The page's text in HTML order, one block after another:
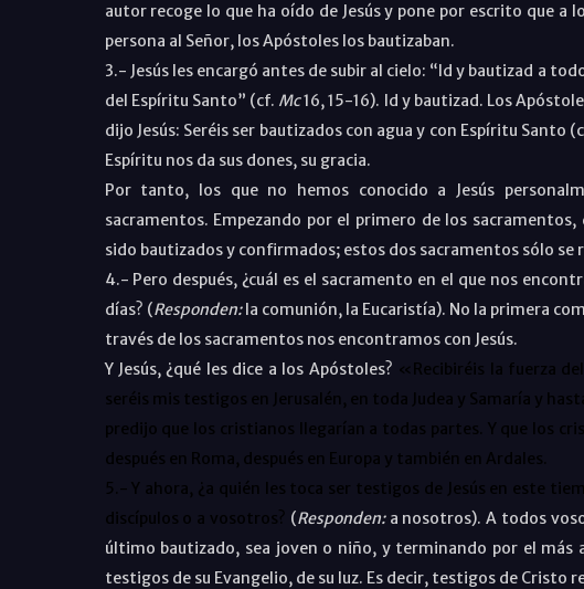
autor recoge lo que ha oído de Jesús y pone por escrito que a
persona al Señor, los Apóstoles los bautizaban.
3.- Jesús les encargó antes de subir al cielo: “Id y bautizad a
del Espíritu Santo” (cf. Mc16, 15-16). Id y bautizad. Los
dijo Jesús: Seréis ser bautizados con agua y con Espíritu Santo
Espíritu nos da sus dones, su gracia.
Por tanto, los que no hemos conocido a Jesús
sacramentos. Empezando por el primero de los sacramentos,
sido bautizados y confirmados; estos dos sacramentos sólo se
4.- Pero después, ¿cuál es el sacramento en el que nos
días? (Responden:la comunión, la Eucaristía). No la primera
través de los sacramentos nos encontramos con Jesús.
Y Jesús, ¿qué les dice a los Apóstoles? «Recibiréis la fuerza
seréis mis testigos en Jerusalén, en toda Judea y Samaría y
predijo que los cristianos llegarían a todas partes. Y que los
después en Roma, después en Europa y también en Ardales.
5.- Y ahora, ¿a quién les toca ser testigos de Jesús en este
discípulos o a vosotros? (Responden:a nosotros). A todos
último bautizado, sea joven o niño, y terminando por el más
testigos de su Evangelio, de su luz. Es decir, testigos de Cristo